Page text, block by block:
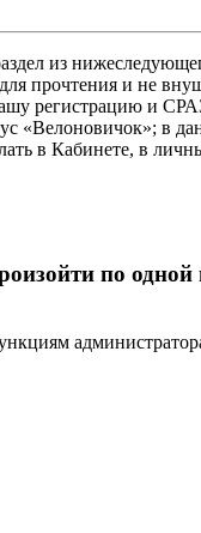
из
прочтения и не
регистрацию и
«Велоновичок»; в
в Кабинете, в
по